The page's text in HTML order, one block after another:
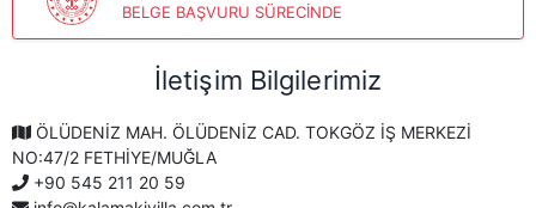
BELGE BAŞVURU SÜRECİNDE
İletişim Bilgilerimiz
ÖLÜDENİZ MAH. ÖLÜDENİZ CAD. TOKGÖZ İŞ MERKEZİ
NO:47/2 FETHİYE/MUĞLA
+90 545 211 20 59